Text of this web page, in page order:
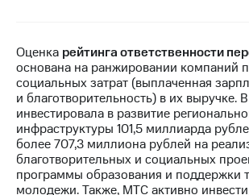
Интервью
Финансовая
отчетность
Контакты
Новости
в
Оценка рейтинга ответственности
основана на ранжировании компаний
социальных затрат (выплаченная
и благотворительность) в их выручке.
инвестировала в развитие
инфраструктуры 101,5 миллиарда
более 707,3 миллиона рублей на
благотворительных и социальных
программы образования и поддержки
молодежи. Также, МТС активно